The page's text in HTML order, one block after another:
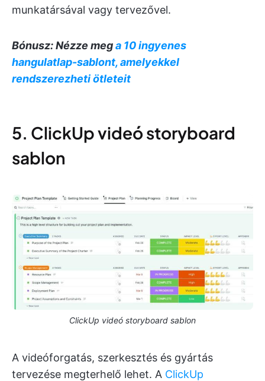
munkatársával vagy tervezővel.
Bónusz: Nézze mega 10 ingyenes
hangulatlap-sablont, amelyekkel
rendszerezheti ötleteit
5. ClickUp videó storyboard
sablon
ClickUp videó storyboard sablon
A videóforgatás, szerkesztés és gyártás
tervezése megterhelő lehet. A ClickUp